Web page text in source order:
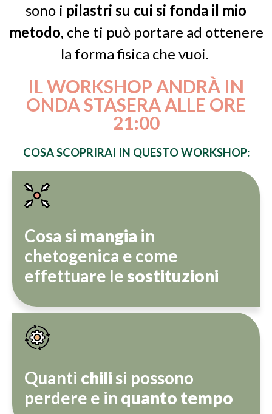
sono i pilastri su cui si fonda il mio
metodo, che ti può portare ad ottenere
la forma fisica che vuoi.
IL WORKSHOP ANDRÀ IN
ONDA STASERA ALLE ORE
21:00
COSA SCOPRIRAI IN QUESTO WORKSHOP:
Cosa si mangia in
chetogenica e come
effettuare le sostituzioni
Quanti chili si possono
perdere e in quanto tempo